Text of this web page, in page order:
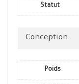
Statut
Conception
Poids